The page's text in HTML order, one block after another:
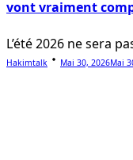
vont vraiment
L’été 2026 ne sera
Hakimtalk Mai 30, 2026Mai